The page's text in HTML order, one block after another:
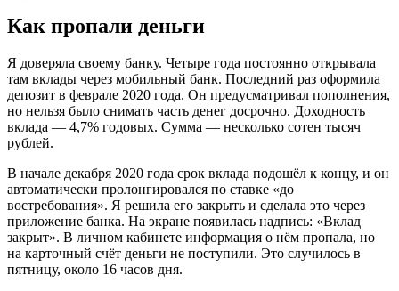
Как пропали деньги
Я доверяла своему банку. Четыре года постоянно открывала
там вклады через мобильный банк. Последний раз оформила
депозит в феврале 2020 года. Он предусматривал пополнения,
но нельзя было снимать часть денег досрочно. Доходность
вклада — 4,7% годовых. Сумма — несколько сотен тысяч
рублей.
В начале декабря 2020 года срок вклада подошёл к концу, и он
автоматически пролонгировался по ставке «до
востребования». Я решила его закрыть и сделала это через
приложение банка. На экране появилась надпись: «Вклад
закрыт». В личном кабинете информация о нём пропала, но
на карточный счёт деньги не поступили. Это случилось в
пятницу, около 16 часов дня.